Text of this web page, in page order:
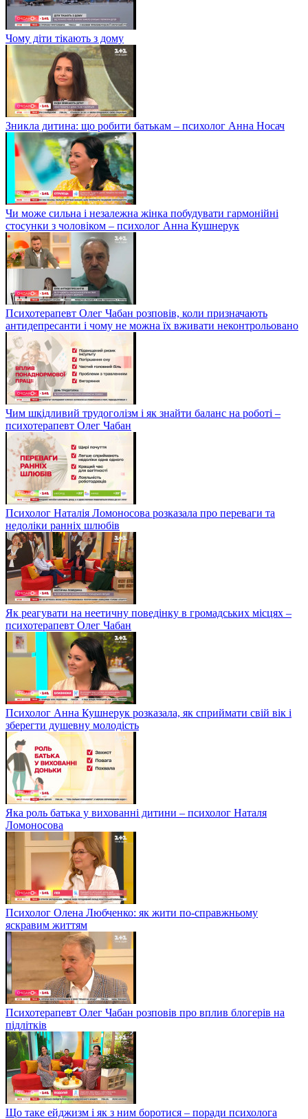
Чому діти тікають з дому
Зникла дитина: що робити батькам – психолог Анна Носач
Чи може сильна і незалежна жінка побудувати гармонійні
стосунки з чоловіком – психолог Анна Кушнерук
Психотерапевт Олег Чабан розповів, коли призначають
антидепресанти і чому не можна їх вживати неконтрольовано
Чим шкідливий трудоголізм і як знайти баланс на роботі –
психотерапевт Олег Чабан
Психолог Наталія Ломоносова розказала про переваги та
недоліки ранніх шлюбів
Як реагувати на неетичну поведінку в громадських місцях –
психотерапевт Олег Чабан
Психолог Анна Кушнерук розказала, як сприймати свій вік і
зберегти душевну молодість
Яка роль батька у вихованні дитини – психолог Наталя
Ломоносова
Психолог Олена Любченко: як жити по-справжньому
яскравим життям
Психотерапевт Олег Чабан розповів про вплив блогерів на
підлітків
Що таке ейджизм і як з ним боротися – поради психолога